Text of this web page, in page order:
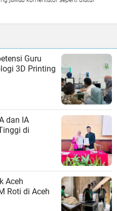
Guru
3D Printing
dan IA
di
Aceh
Roti di Aceh